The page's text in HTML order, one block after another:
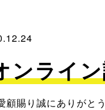
ンライ
顧賜り誠にありがと